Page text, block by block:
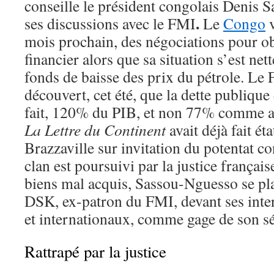
conseille le président congolais Denis
ses discussions avec le FMI.LeCongo
mois prochain, des négociations pour
financier alors que sa situation s’est
fonds de baisse des prix du pétrole. Le
découvert, cet été, que la dette
fait, 120% du PIB, et non 77% comme
La Lettre du Continentavait déjà fait
Brazzaville sur invitation du potentat
clan est poursuivi par la justice
biens mal acquis, Sassou-Nguesso se
DSK, ex-patron du FMI, devant ses
et internationaux, comme gage de son
Rattrapé par la justice